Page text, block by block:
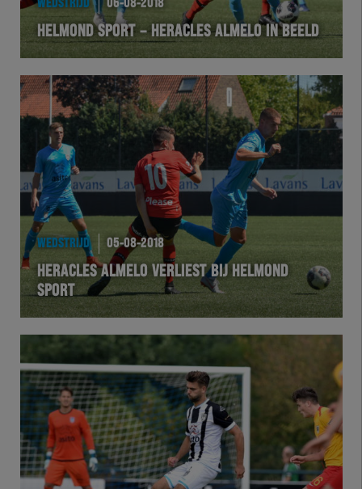
VOLHER
HERTEL
Natuurgras
Wedstrijd
Heracles
BusinessClub
Foundation
Herakids
Team Zwart Wit
Futsal
eSports
WEDSTRIJD 06-08-2018
HELMOND SPORT – HERACLES ALMELO IN BEELD
WEDSTRIJD 05-08-2018
HERACLES ALMELO VERLIEST BIJ HELMOND
SPORT